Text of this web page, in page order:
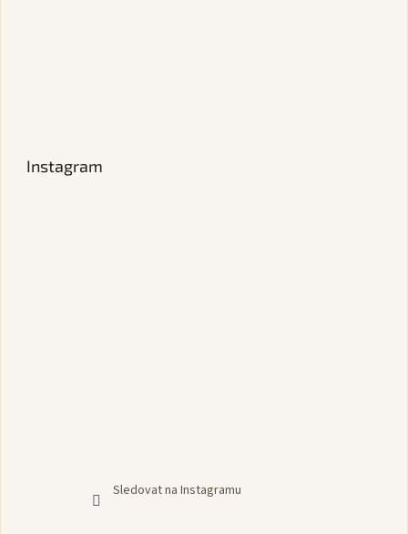
Instagram
Sledovat na Instagramu